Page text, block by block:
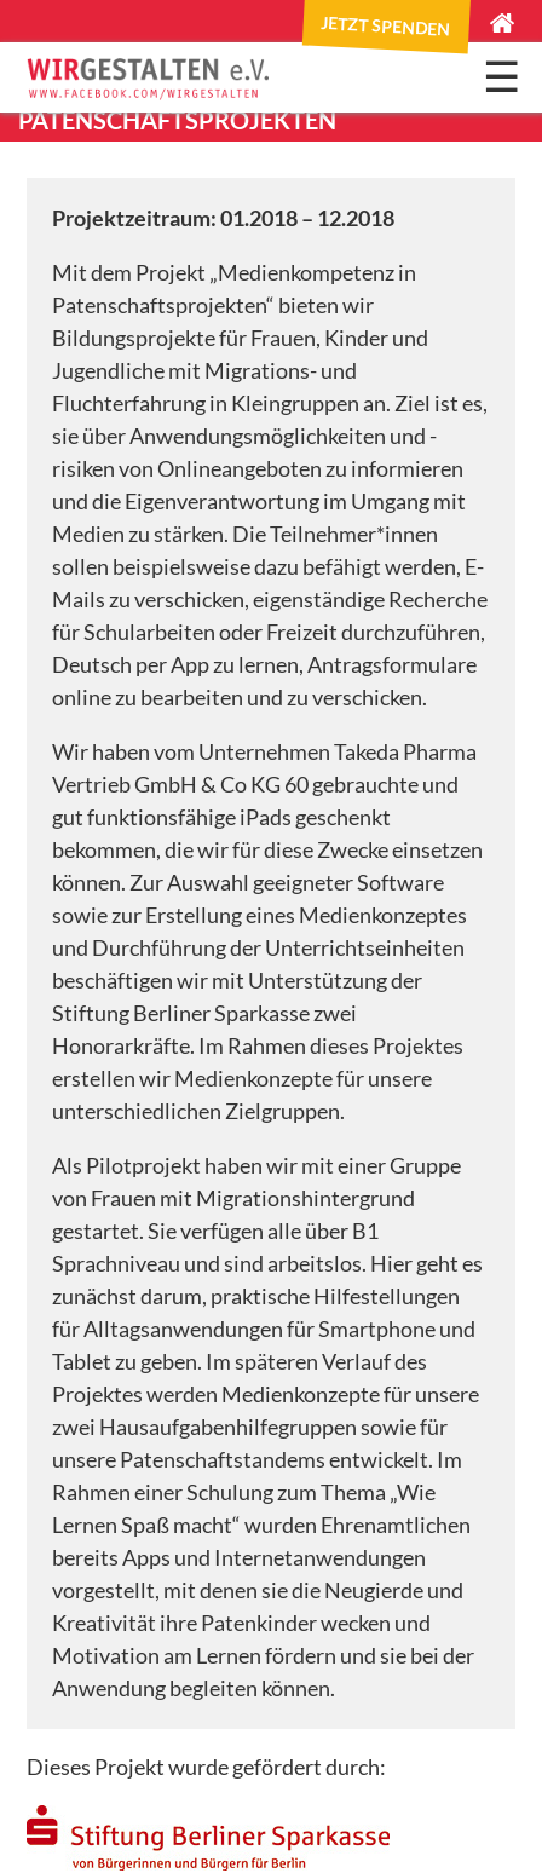
×
HOME
Check it out
Hausaufgabenhilfe
SuperPatent!
tschweni eso Georgien
Über das Projekt
Neuigkeiten
Uzimatele Kenia
Libanon – Bildungspatenschaften für Kinder
Peace Cathedral Tbilisi
WIR GESTALTEN e.V.
Kinderschutz
Presse
GESTALTEN Vorgestellt
PROJEKTE
Abgeschlossene Projekte
– Patenschaften - AUF!leben – Zukunft ist jetzt
– Integration als dialogischer Prozess
– WERTESTARTER Zukunft
– Kiezpatenschaften für Flüchtlingskinder
– Greta, Malala & Co
– Begleitforschungsprojekt PERSPEKTIVWECHSEL
– Banat Acher Zaman – die Mädchen von heute
– Tanzprojekt Sinfonie der Großstadt 2.0. Was uns
bewegt
– Medienkompetenz in Patenschaftsprojekten
– Tanzprojekt Khatwa – Grenzen verschieben
– Projekt ROCKe(i)T-Rallye
– Familiencafé
– HIER – Herkunft, Identität, Entdeckung (von)
Räumen
MITGESTALTEN
Geldspenden
JETZT SPENDEN
☰
Skip
content
MEDIENKOMPETENZ IN
PATENSCHAFTSPROJEKTEN
Projektzeitraum: 01.2018 – 12.2018
Mit dem Projekt „Medienkompetenz in
Patenschaftsprojekten“ bieten wir
Bildungsprojekte für Frauen, Kinder und
Jugendliche mit Migrations- und
Fluchterfahrung in Kleingruppen an. Ziel ist es,
sie über Anwendungsmöglichkeiten und -
risiken von Onlineangeboten zu informieren
und die Eigenverantwortung im Umgang mit
Medien zu stärken. Die Teilnehmer*innen
sollen beispielsweise dazu befähigt werden, E-
Mails zu verschicken, eigenständige Recherche
für Schularbeiten oder Freizeit durchzuführen,
Deutsch per App zu lernen, Antragsformulare
online zu bearbeiten und zu verschicken.
Wir haben vom Unternehmen Takeda Pharma
Vertrieb GmbH & Co KG 60 gebrauchte und
gut funktionsfähige iPads geschenkt
bekommen, die wir für diese Zwecke einsetzen
können. Zur Auswahl geeigneter Software
sowie zur Erstellung eines Medienkonzeptes
und Durchführung der Unterrichtseinheiten
beschäftigen wir mit Unterstützung der
Stiftung Berliner Sparkasse zwei
Honorarkräfte. Im Rahmen dieses Projektes
erstellen wir Medienkonzepte für unsere
unterschiedlichen Zielgruppen.
Als Pilotprojekt haben wir mit einer Gruppe
von Frauen mit Migrationshintergrund
gestartet. Sie verfügen alle über B1
Sprachniveau und sind arbeitslos. Hier geht es
zunächst darum, praktische Hilfestellungen
für Alltagsanwendungen für Smartphone und
Tablet zu geben. Im späteren Verlauf des
Projektes werden Medienkonzepte für unsere
zwei Hausaufgabenhilfegruppen sowie für
unsere Patenschaftstandems entwickelt. Im
Rahmen einer Schulung zum Thema „Wie
Lernen Spaß macht“ wurden Ehrenamtlichen
bereits Apps und Internetanwendungen
vorgestellt, mit denen sie die Neugierde und
Kreativität ihre Patenkinder wecken und
Motivation am Lernen fördern und sie bei der
Anwendung begleiten können.
Dieses Projekt wurde gefördert durch: